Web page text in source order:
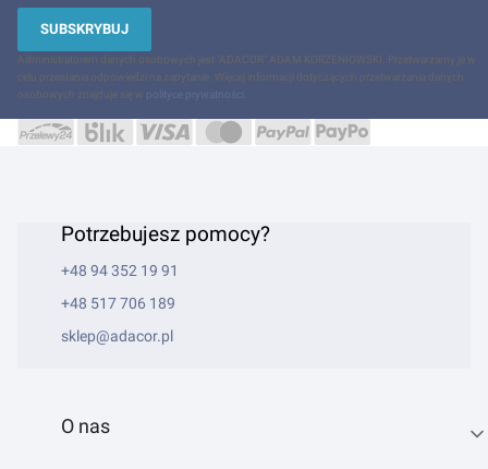
SUBSKRYBUJ
Administratorem danych osobowych jest "ADACOR" ADAM KORZENIOWSKI. Przetwarzamy je w
celu przesłania odpowiedzi na zapytanie. Więcej informacji dotyczących przetwarzania danych
osobowych znajduje się w
Potrzebujesz pomocy?
+48 94 352 19 91
+48 517 706 189
sklep@adacor.pl
Linki w stopce
O nas